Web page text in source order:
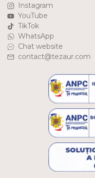
Instagram
YouTube
TikTok
WhatsApp
Chat website
contact@tezaur.com